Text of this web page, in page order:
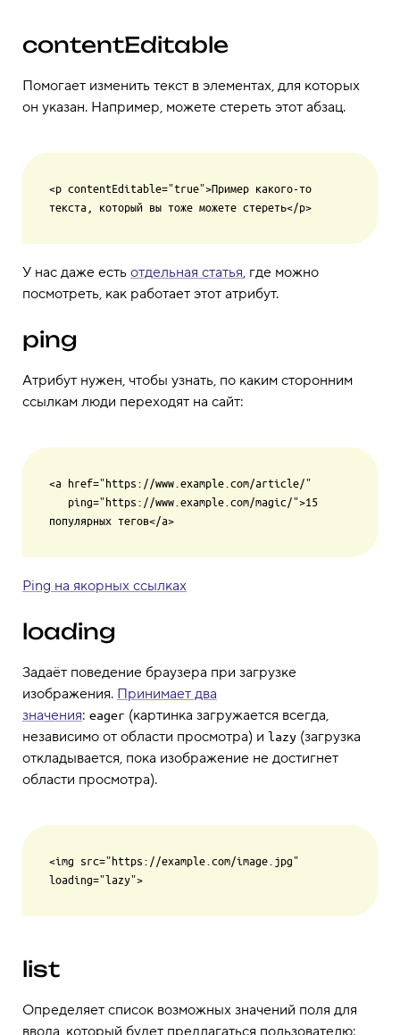
contentEditable
Помогает изменить текст в элементах, для которых
он указан. Например, можете стереть этот абзац.
<p contentEditable="true">Пример какого-то
У нас даже есть отдельная статья, где можно
посмотреть, как работает этот атрибут.
ping
Атрибут нужен, чтобы узнать, по каким сторонним
ссылкам люди переходят на сайт:
<a href="https://www.example.com/article/"
Ping на якорных ссылках
loading
Задаёт поведение браузера при загрузке
изображения. Принимает два
значения: eager (картинка загружается всегда,
независимо от области просмотра) и lazy (загрузка
откладывается, пока изображение не достигнет
области просмотра).
<img src="https://example.com/image.jpg"
list
Определяет список возможных значений поля для
ввода, который будет предлагаться пользователю: